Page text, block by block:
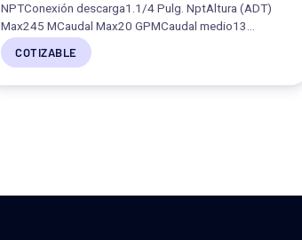
NPTConexión descarga1.1/4 Pulg. NptAltura (ADT)
Max245 MCaudal Max20 GPMCaudal medio13…
COTIZABLE